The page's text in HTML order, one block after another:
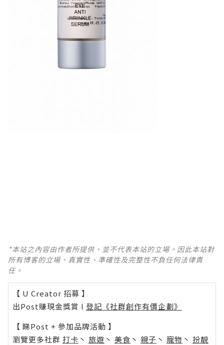
*本站之內容由作者所提供，並不代表本站的立場。因此本站對
所有博客的立場、真實性、準確性及完整性不負任何法律責
任。
【 U Creator 招募 】
出Post賺現金獎賞 l 登記《社群創作有價企劃》
【 睇Post + 參加品牌活動 】
瀏覽更多社群 打卡 丶 旅遊 丶 美食 丶 親子 丶 寵物 丶 扮靚